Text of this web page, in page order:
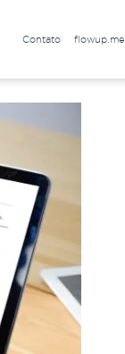
Contato flowup.me